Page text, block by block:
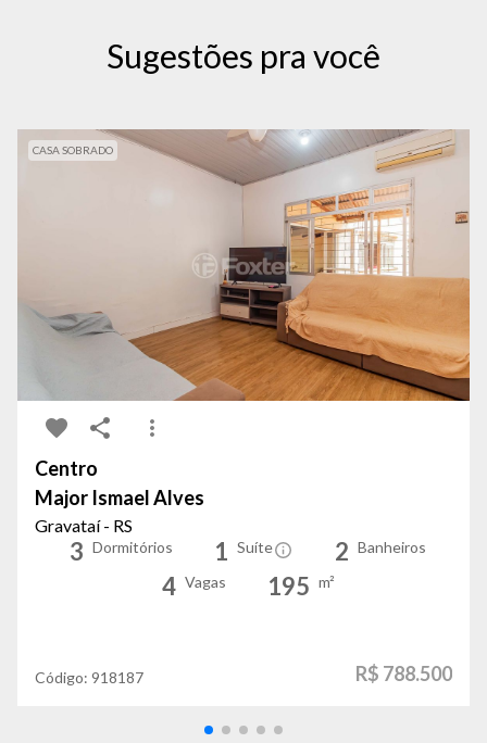
Sugestões pra você
CASA SOBRADO
Centro
Major Ismael Alves
Gravataí - RS
3 Dormitórios 1 Suíte 2 Banheiros
4 Vagas 195 m²
Código: 918187 R$ 788.500